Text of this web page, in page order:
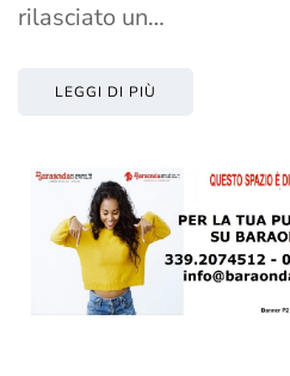
rilasciato un…
LEGGI DI PIÙ